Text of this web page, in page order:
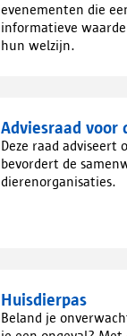
evenementen die
informatieve
hun welzijn.
Adviesraad voor
Deze raad adviseert
bevordert de
dierenorganisaties.
Huisdierpas
Beland je